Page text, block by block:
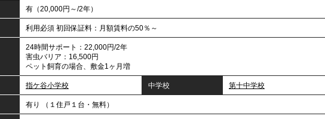
有（20,000円～/2年）
利用必須 初回保証料：月額賃料の50％～
24時間サポート：22,000円/2年
害虫バリア：16,500円
ペット飼育の場合、敷金1ヶ月増
指ケ谷小学校 中学校 第十中学校
有り （１住戸１台・無料）